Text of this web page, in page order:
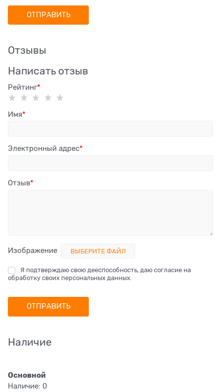
Отзывы
Написать отзыв
Рейтинг
Имя
Электронный адрес
Отзыв
Изображение ВЫБЕРИТЕ ФАЙЛ
Я подтверждаю свою дееспособность, даю согласие на
обработку своих персональных данных.
Наличие
Основной
Наличие: 0